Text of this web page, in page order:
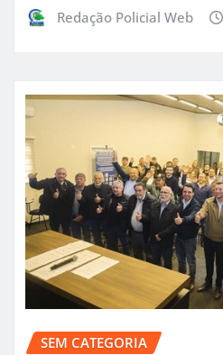
Redação Policial Web
SEM CATEGORIA